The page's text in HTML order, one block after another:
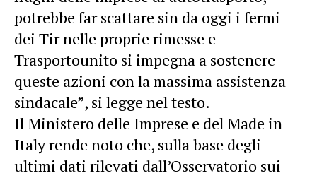
potrebbe far scattare sin da oggi i fermi
dei Tir nelle proprie rimesse e
Trasportounito si impegna a sostenere
queste azioni con la massima assistenza
sindacale”, si legge nel testo.
Il Ministero delle Imprese e del Made in
Italy rende noto che, sulla base degli
ultimi dati rilevati dall’Osservatorio sui